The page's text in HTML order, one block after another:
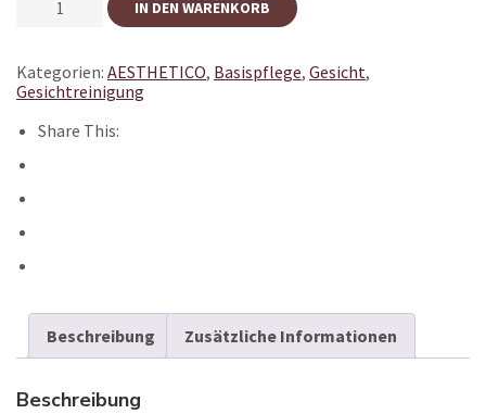
REISESET
IN DEN WARENKORB
Kategorien: AESTHETICO, Basispflege, Gesicht,
Gesichtreinigung
Share This:
Beschreibung Zusätzliche Informationen
Beschreibung